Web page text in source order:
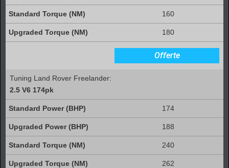
160
180
Offerte
Tuning Land Rover Freelander:
2.5 V6 174pk
174
188
240
262